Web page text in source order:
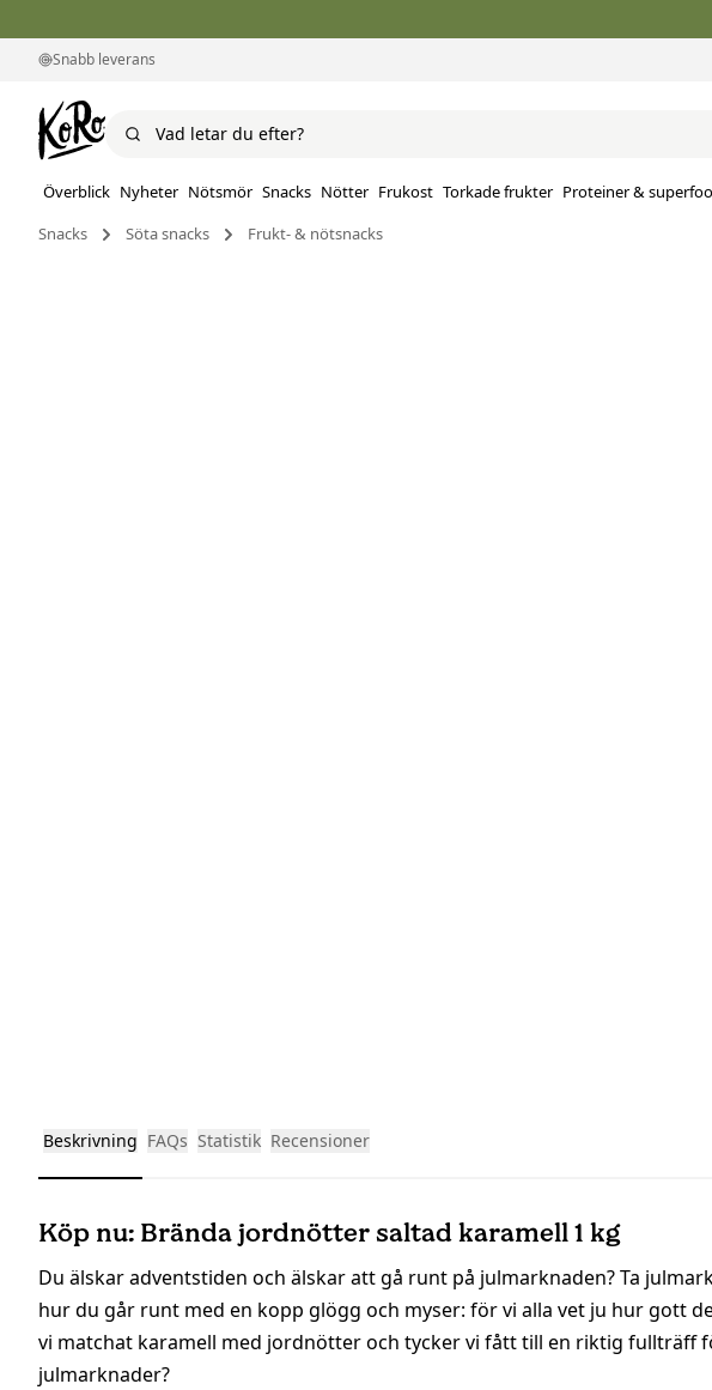
Snabb leverans
Överblick Nyheter Nötsmör Snacks Nötter Frukost Torkade frukter Proteiner &
Snacks
Söta snacks Frukt- & nötsnacks
Beskrivning FAQs Statistik Recensioner
Köp nu: Brända jordnötter saltad karamell 1 kg
Du älskar adventstiden och älskar att gå runt på julmarknaden? Ta
hur du går runt med en kopp glögg och myser: för vi alla vet ju hur gott
vi matchat karamell med jordnötter och tycker vi fått till en riktig fullträff
julmarknader?